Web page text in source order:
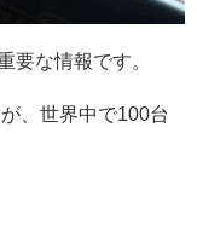
要な情報です。
、世界中で100台